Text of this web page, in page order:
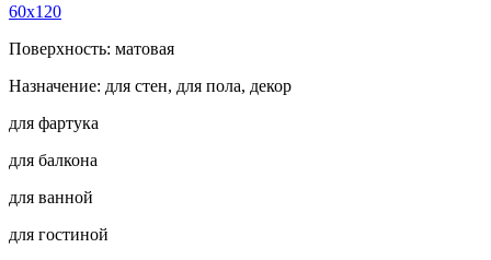
60x120
Поверхность: матовая
Назначение: для стен, для пола, декор
для фартука
для балкона
для ванной
для гостиной